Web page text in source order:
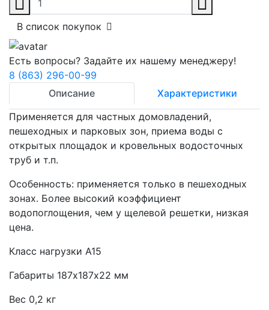
В список покупок
Есть вопросы? Задайте их нашему менеджеру!
8 (863) 296-00-99
Описание
Характеристики
Применяется для частных домовладений,
пешеходных и парковых зон, приема воды с
открытых площадок и кровельных водосточных
труб и т.п.
Особенность: применяется только в пешеходных
зонах. Более высокий коэффициент
водопоглощения, чем у щелевой решетки, низкая
цена.
Класс нагрузки А15
Габариты 187х187х22 мм
Вес 0,2 кг